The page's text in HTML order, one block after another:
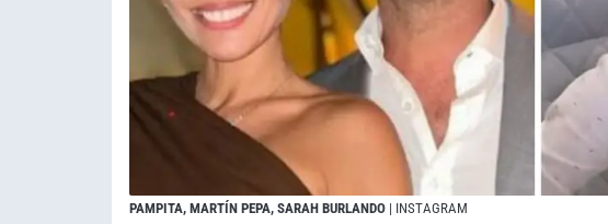
PAMPITA, MARTÍN PEPA, SARAH BURLANDO | INSTAGRAM